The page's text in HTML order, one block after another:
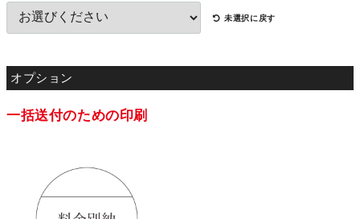
未選択に戻す
一括送付のための印刷